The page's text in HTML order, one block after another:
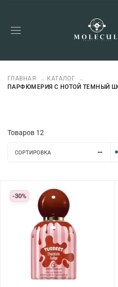
ГЛАВНАЯ
КАТАЛОГ
ПАРФЮМЕРИЯ С НОТОЙ ТЕМНЫЙ
Товаров 12
СОРТИРОВКА
-30%